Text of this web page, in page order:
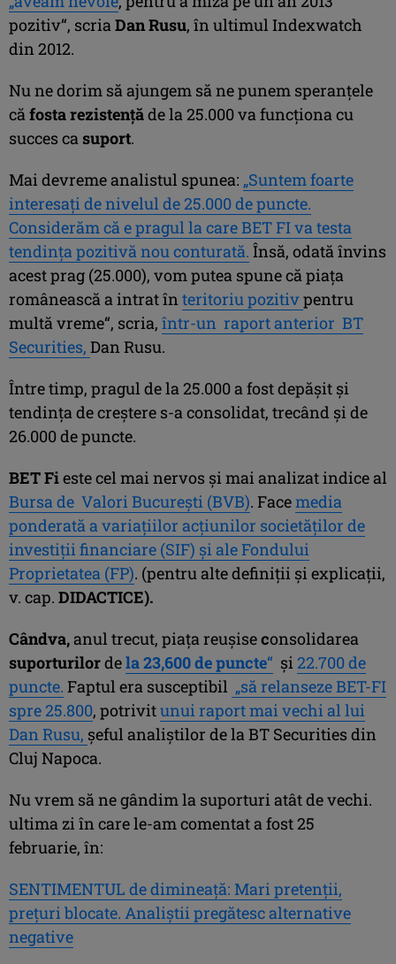
pozitiv“, scriaDan Rusu, în ultimul Indexwatch
din 2012.
Nu ne dorim să ajungem să ne punem speranţele
căfosta rezistenţăde la 25.000 va funcţiona cu
succes ca suport.
Mai devreme analistul spunea: „Suntem foarte
interesaţi de nivelul de 25.000 de puncte.
Considerăm că e pragul la care BET FI va testa
tendinţa pozitivă nou conturată. Însă, odată învins
acest prag (25.000), vom putea spune că piaţa
românească a intrat înteritoriu pozitivpentru
multă vreme“, scria, într-un raport anterior BT
Securities, Dan Rusu.
Între timp, pragul de la 25.000 a fost depăşit şi
tendinţa de creştere s-a consolidat, trecând şi de
26.000 de puncte.
BET Fieste cel mai nervos şi mai analizat indice al
Bursa de Valori Bucureşti (BVB). Facemedia
ponderată a variaţiilor acţiunilor societăţilor de
investiţii financiare (SIF) şi ale Fondului
Proprietatea (FP). (pentru alte definiţii şi explicaţii,
v. cap. DIDACTICE).
Cândva,anul trecut, piaţa reuşiseconsolidarea
suporturilordela 23,600 de puncte“ şi22.700 de
puncte. Faptul era susceptibil „să relanseze BET-FI
spre 25.800, potrivitunui raport mai vechi al lui
Dan Rusu, şeful analiştilor de la BT Securities din
Cluj Napoca.
Nu vrem să ne gândim la suporturi atât de vechi.
ultima zi în care le-am comentat a fost 25
februarie, în:
SENTIMENTUL de dimineaţă: Mari pretenţii,
preţuri blocate. Analiştii pregătesc alternative
negative